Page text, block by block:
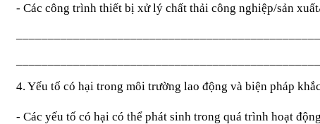
- Các công trình thiết bị xử lý chất thải công nghiệp/sản
4. Yếu tố có hại trong môi trường lao động và biện pháp
- Các yếu tố có hại có thể phát sinh trong quá trình hoạt